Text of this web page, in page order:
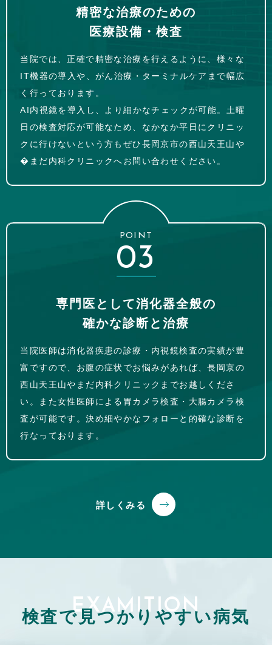
精密な治療のための
医療設備・検査
当院では、正確で精密な治療を行えるように、様々な
IT機器の導入や、がん治療・ターミナルケアまで幅広
く行っております。
AI内視鏡を導入し、より細かなチェックが可能。土曜
日の検査対応が可能なため、なかなか平日にクリニッ
クに行けないという方もぜひ長岡京市の西山天王山や
�まだ内科クリニックへお問い合わせください。
POINT
03
専門医として消化器全般の
確かな診断と治療
当院医師は消化器疾患の診療・内視鏡検査の実績が豊
富ですので、お腹の症状でお悩みがあれば、長岡京の
西山天王山やまだ内科クリニックまでお越しくださ
い。また女性医師による胃カメラ検査・大腸カメラ検
査が可能です。決め細やかなフォローと的確な診断を
行なっております。
詳しくみる
EXAMITION
検査で見つかりやすい病気